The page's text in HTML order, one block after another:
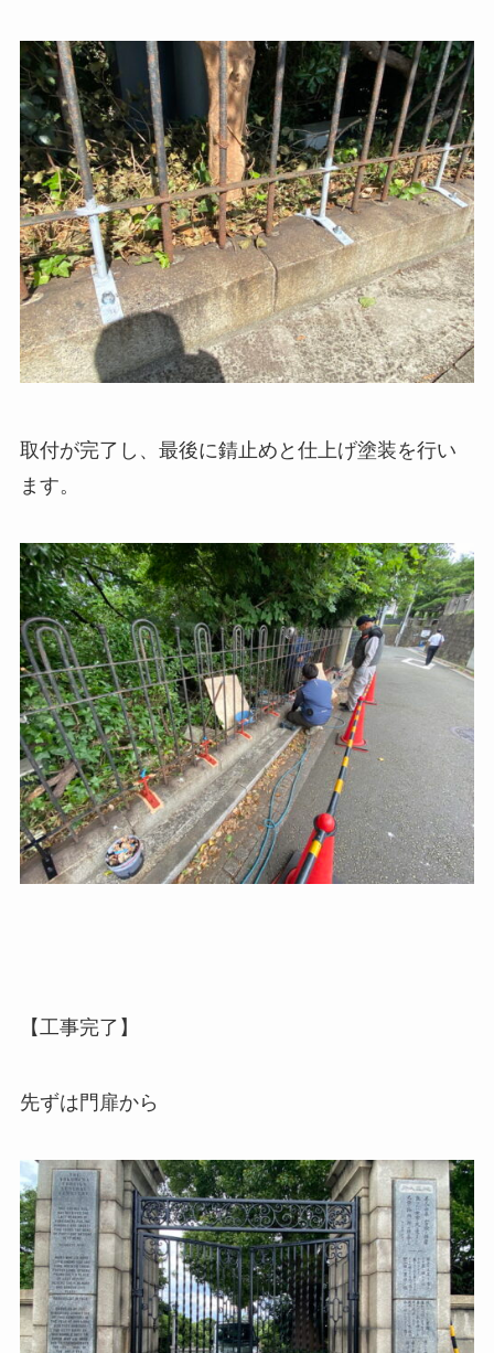
取付が完了し、最後に錆止めと仕上げ塗装を行い
ます。
【工事完了】
先ずは門扉から